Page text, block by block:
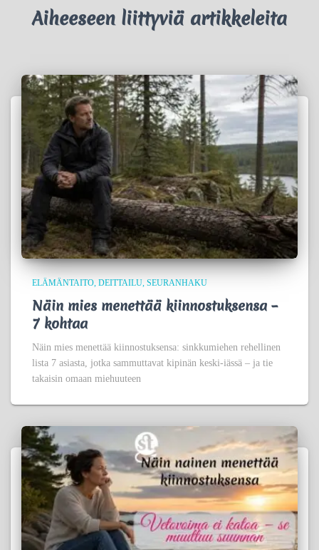
Aiheeseen liittyviä artikkeleita
ELÄMÄNTAITO DEITTAILU SEURANHAKU
Näin mies menettää kiinnostuksensa –
7 kohtaa
Näin mies menettää kiinnostuksensa: sinkkumiehen rehellinen
lista 7 asiasta, jotka sammuttavat kipinän keski-iässä – ja tie
takaisin omaan miehuuteen